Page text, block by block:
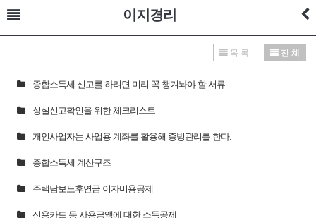
이지경리
목 록 전 체
종합소득세 신고를 하려면 미리 꼭 챙겨놔야 할 서류
성실신고확인을 위한 체크리스트
개인사업자는 사업용 계좌를 활용해 증빙관리를 한다.
종합소득세 계산구조
주택담보노후연금 이자비용공제
신용카드 등 사용금액에 대한 소득공제